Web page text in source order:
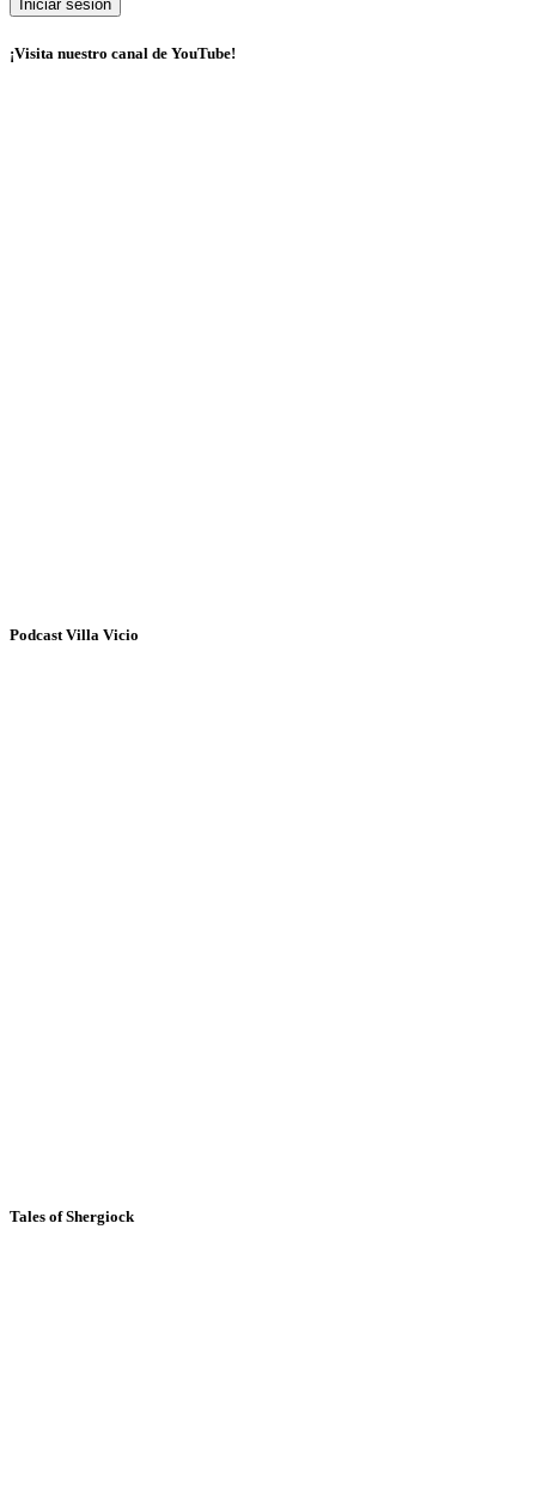
¡Visita nuestro canal de YouTube!
Podcast Villa Vicio
Tales of Shergiock